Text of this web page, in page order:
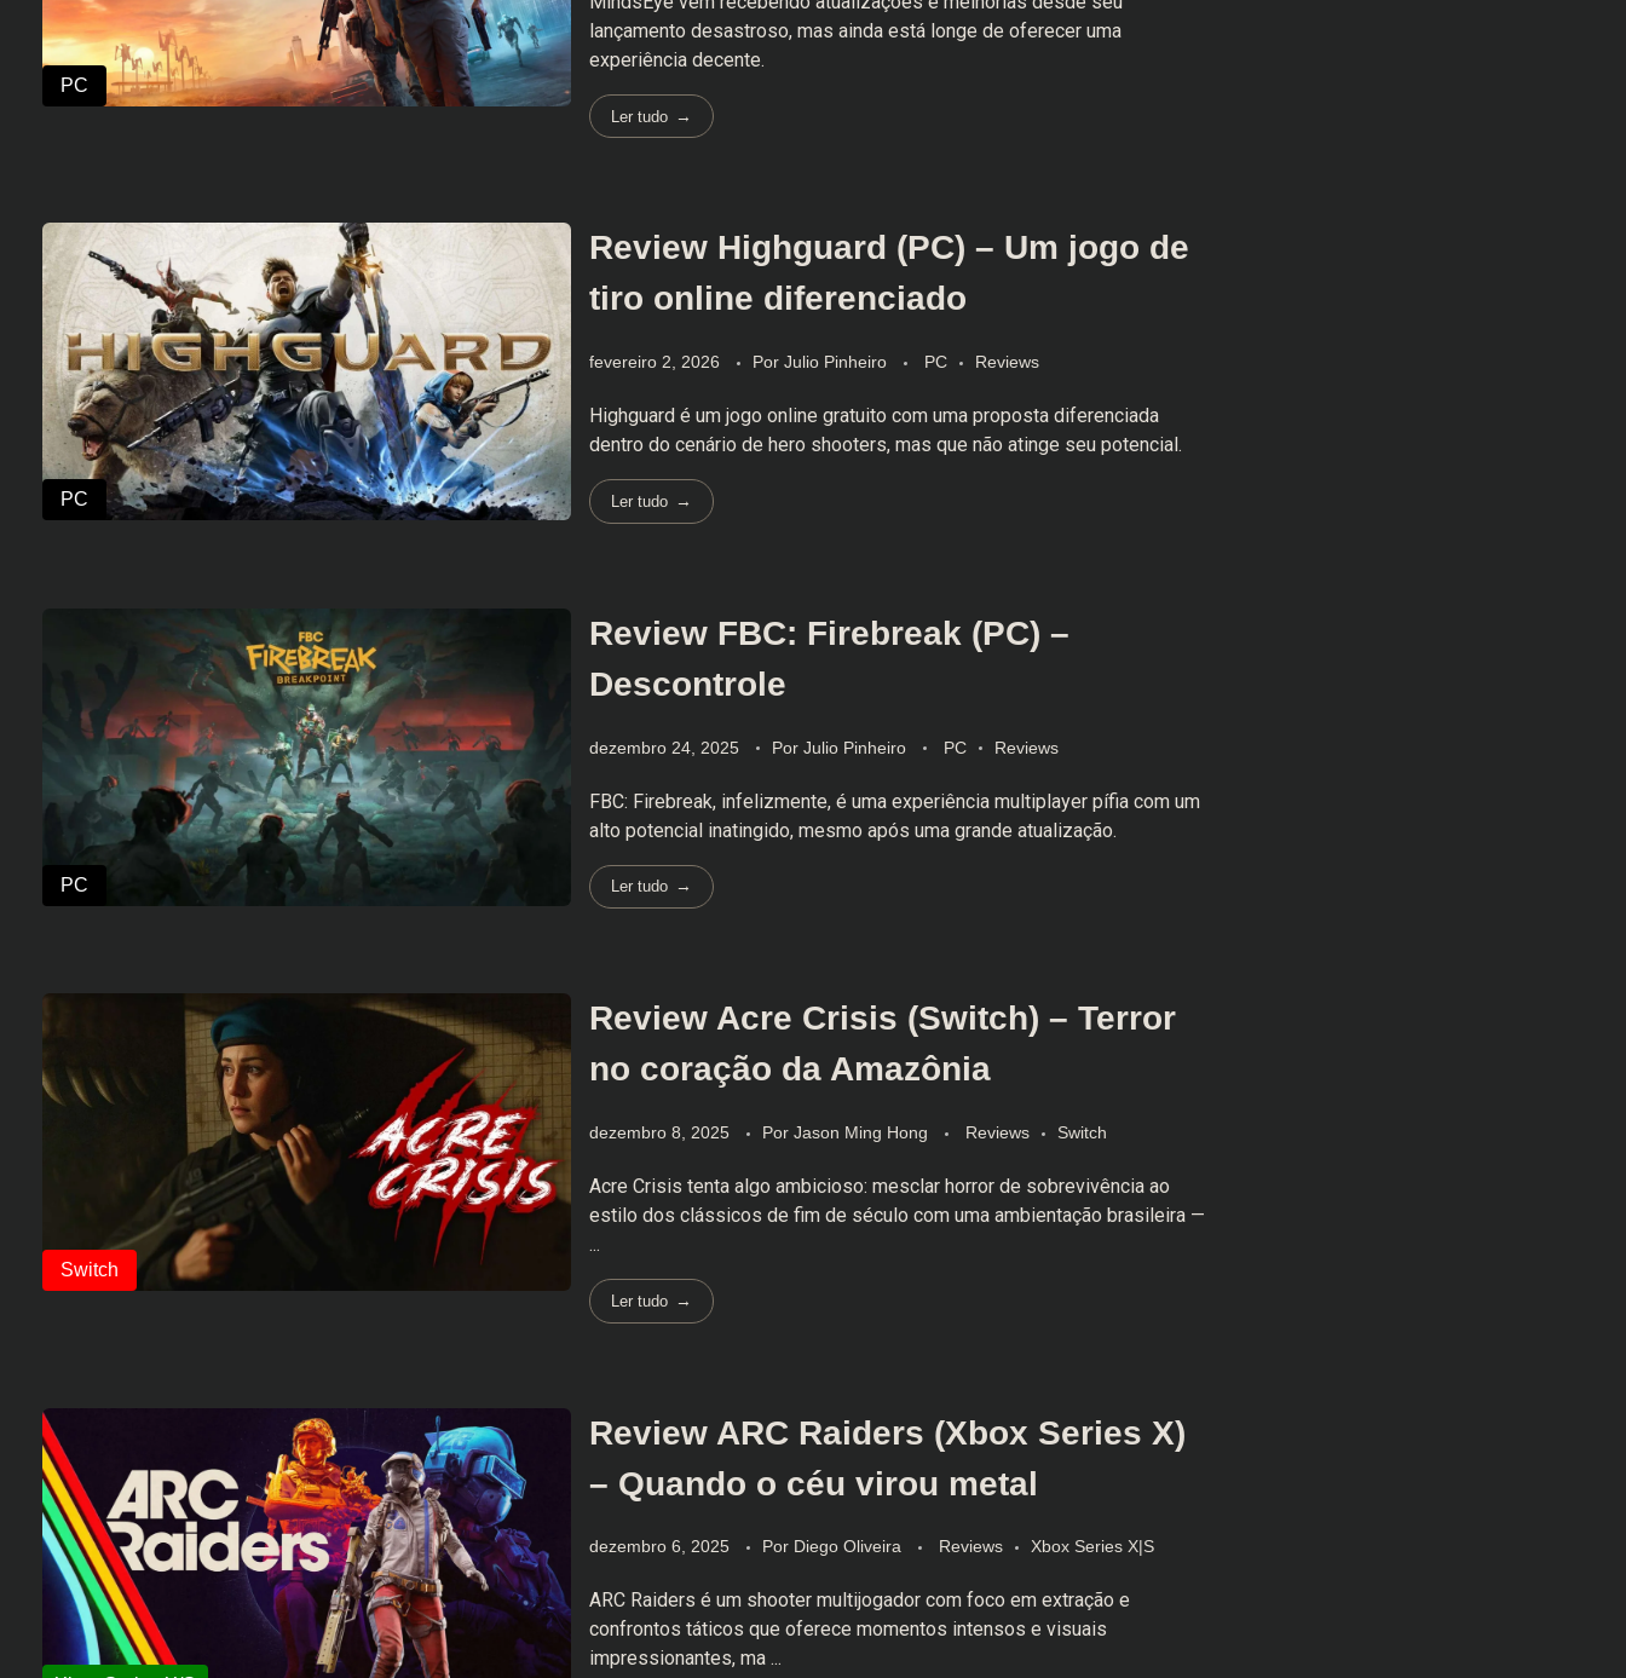
lançamento desastroso, mas ainda está longe de oferecer uma
experiência decente.
Ler tudo
Review Highguard (PC) – Um jogo de
tiro online diferenciado
fevereiro 2, 2026 Por Julio Pinheiro PC Reviews
Highguard é um jogo online gratuito com uma proposta diferenciada
dentro do cenário de hero shooters, mas que não atinge seu potencial.
Ler tudo
Review FBC: Firebreak (PC) –
Descontrole
dezembro 24, 2025 Por Julio Pinheiro PC Reviews
FBC: Firebreak, infelizmente, é uma experiência multiplayer pífia com um
alto potencial inatingido, mesmo após uma grande atualização.
Ler tudo
Review Acre Crisis (Switch) – Terror
no coração da Amazônia
dezembro 8, 2025 Por Jason Ming Hong Reviews Switch
Acre Crisis tenta algo ambicioso: mesclar horror de sobrevivência ao
estilo dos clássicos de fim de século com uma ambientação brasileira —
...
Ler tudo
Review ARC Raiders (Xbox Series X)
– Quando o céu virou metal
dezembro 6, 2025 Por Diego Oliveira Reviews Xbox Series X|S
ARC Raiders é um shooter multijogador com foco em extração e
confrontos táticos que oferece momentos intensos e visuais
impressionantes, ma ...